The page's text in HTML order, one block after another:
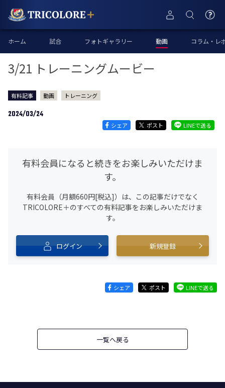
ホーム 試合 フォトギャラリー 動画 コラム・レ
3/21 トレーニングムービー
有料記事 動画 トレーニング
2024/03/24
シェア ポスト LINEで送る
有料会員になると続きをお楽しみいただけま
す。
有料会員（月額660円[税込]）は、この記事だけでなく
TRICOLORE＋のすべての有料記事をお楽しみいただけま
す。
ログイン 新規登録
シェア ポスト LINEで送る
一覧へ戻る